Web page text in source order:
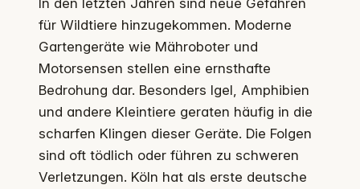
für Wildtiere hinzugekommen. Moderne
Gartengeräte wie Mähroboter und
Motorsensen stellen eine ernsthafte
Bedrohung dar. Besonders Igel, Amphibien
und andere Kleintiere geraten häufig in die
scharfen Klingen dieser Geräte. Die Folgen
sind oft tödlich oder führen zu schweren
Verletzungen. Köln hat als erste deutsche